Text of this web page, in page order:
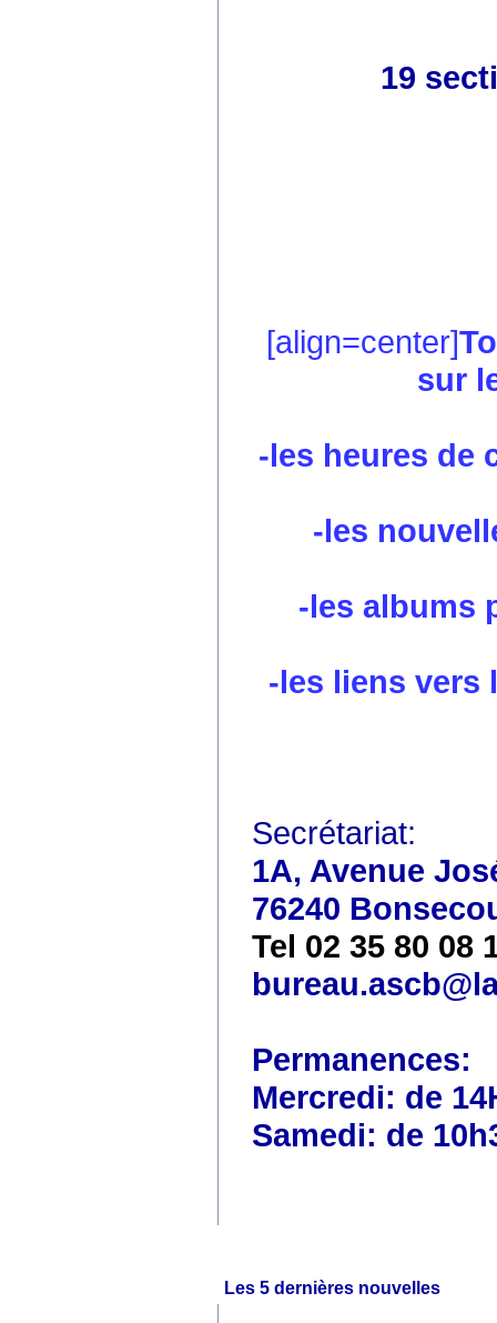
19
[align=center]
sur
-les heures de
-les
-les albums
-les liens vers
Secrétariat:
1A, Avenue
76240
Tel 02 35 80 08
Permanences:
Mercredi: de
Samedi: de
Les 5 dernières nouvelles